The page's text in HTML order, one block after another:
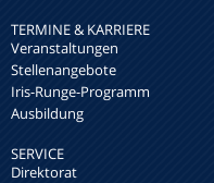
TERMINE & KARRIERE
Veranstaltungen
Stellenangebote
Iris-Runge-Programm
Ausbildung
SERVICE
Direktorat